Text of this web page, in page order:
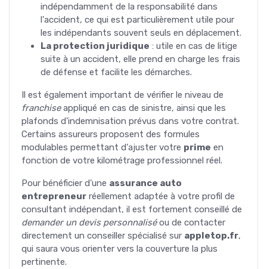
indépendamment de la responsabilité dans
l'accident, ce qui est particulièrement utile pour
les indépendants souvent seuls en déplacement.
La protection juridique : utile en cas de litige
suite à un accident, elle prend en charge les frais
de défense et facilite les démarches.
Il est également important de vérifier le niveau de
franchiseappliqué en cas de sinistre, ainsi que les
plafonds d'indemnisation prévus dans votre contrat.
Certains assureurs proposent des formules
modulables permettant d'ajuster votre prime en
fonction de votre kilométrage professionnel réel.
Pour bénéficier d'une assurance auto
entrepreneur réellement adaptée à votre profil de
consultant indépendant, il est fortement conseillé de
demander un devis personnaliséou de contacter
directement un conseiller spécialisé sur appletop.fr,
qui saura vous orienter vers la couverture la plus
pertinente.